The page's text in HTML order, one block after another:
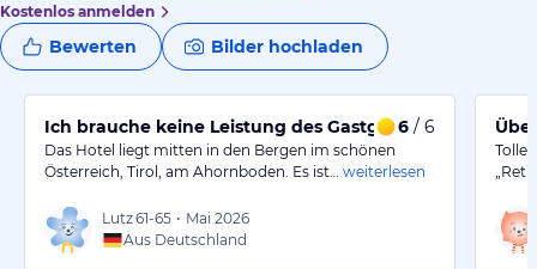
Kostenlos anmelden
Bewerten Bilder hochladen
6 / 6
Das Hotel liegt mitten in den Bergen im schönen
Österreich, Tirol, am Ahornboden. Es ist…
weiterlesen
Lutz61-65 • Mai 2026
Aus Deutschland
Tolle